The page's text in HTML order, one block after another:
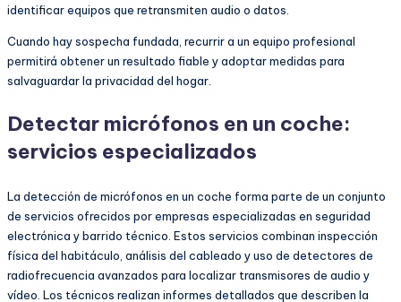
identificar equipos que retransmiten audio o datos.
Cuando hay sospecha fundada, recurrir a un equipo profesional
permitirá obtener un resultado fiable y adoptar medidas para
salvaguardar la privacidad del hogar.
Detectar micrófonos en un coche:
servicios especializados
La detección de micrófonos en un coche forma parte de un conjunto
de servicios ofrecidos por empresas especializadas en seguridad
electrónica y barrido técnico. Estos servicios combinan inspección
física del habitáculo, análisis del cableado y uso de detectores de
radiofrecuencia avanzados para localizar transmisores de audio y
vídeo. Los técnicos realizan informes detallados que describen la